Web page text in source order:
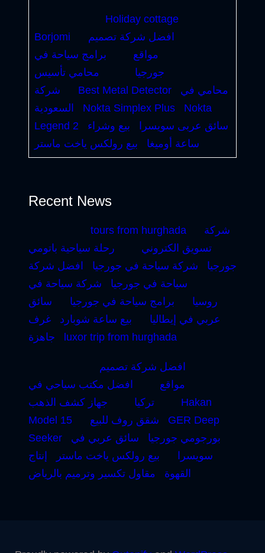
Holiday cottage
Borjomi
افضل شركة تصميم
مواقع
برامج سياحة في
جورجيا
محامي تأسيس
شركة
Best Metal Detector
محامي في
السعودية
Nokta Simplex Plus
Nokta
Legend 2
سائق عربى سويسرا
بيع وشراء
ساعة أوميغا
بيع رولكس ياخت ماستر
Recent News
tours from hurghada
شركة
تسويق الكتروني
رحلة سياحية باتومي
جورجيا
شركة سياحة في جورجيا
افضل شركة
سياحة في جورجيا
شركة سياحة في
روسيا
برامج سياحة في جورجيا
سائق
عربي في إيطاليا
بيع ساعة شوبارد
غرف
جاهزة
luxor trip from hurghada
افضل شركة تصميم
مواقع
افضل مكتب سياحي في
تركيا
جهاز كشف الذهب
Hakan
Model 15
شقق روف للبيع
GER Deep
Seeker
بورجومي جورجيا
سائق عربي في
سويسرا
بيع رولكس ياخت ماستر
إنتاج
القهوة
مقاول تكسير وترميم بالرياض